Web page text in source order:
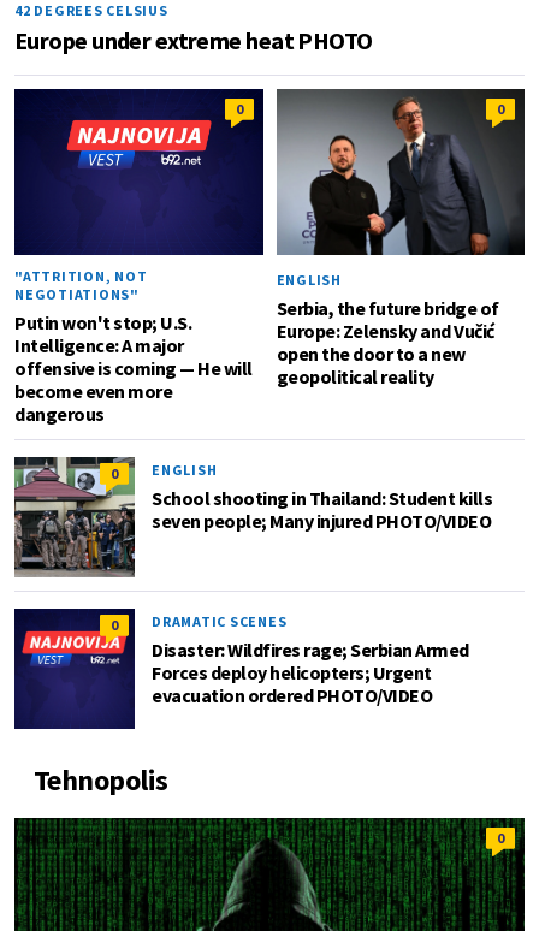
42 DEGREES CELSIUS
Europe under extreme heat PHOTO
0
"ATTRITION, NOT
NEGOTIATIONS"
Putin won't stop; U.S.
Intelligence: A major
offensive is coming — He will
become even more
dangerous
0
ENGLISH
Serbia, the future bridge of
Europe: Zelensky and Vučić
open the door to a new
geopolitical reality
0 ENGLISH
School shooting in Thailand: Student kills
seven people; Many injured PHOTO/VIDEO
0 DRAMATIC SCENES
Disaster: Wildfires rage; Serbian Armed
Forces deploy helicopters; Urgent
evacuation ordered PHOTO/VIDEO
Tehnopolis
0